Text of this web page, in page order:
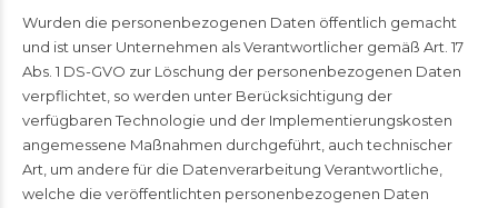
Wurden die personenbezogenen Daten öffentlich gemacht
und ist unser Unternehmen als Verantwortlicher gemäß Art. 17
Abs. 1 DS-GVO zur Löschung der personenbezogenen Daten
verpflichtet, so werden unter Berücksichtigung der
verfügbaren Technologie und der Implementierungskosten
angemessene Maßnahmen durchgeführt, auch technischer
Art, um andere für die Datenverarbeitung Verantwortliche,
welche die veröffentlichten personenbezogenen Daten